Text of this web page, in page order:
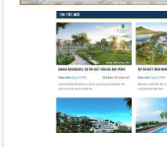
Lựa chọn mộtmẫu thiết
tối ưu là bước đi đầu tiên.
thường xây dựng trên nền
thân thiện với công cụ tìm
trên mọi thiết bị
bất động sảnnày không